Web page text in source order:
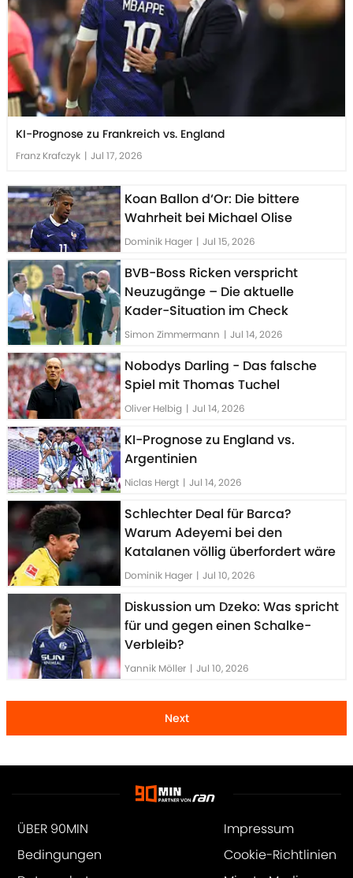
KI-Prognose zu Frankreich vs. England
Franz Krafczyk | Jul 17, 2026
Koan Ballon d‘Or: Die bittere
Wahrheit bei Michael Olise
Dominik Hager | Jul 15, 2026
BVB-Boss Ricken verspricht
Neuzugänge – Die aktuelle
Kader-Situation im Check
Simon Zimmermann | Jul 14, 2026
Nobodys Darling - Das falsche
Spiel mit Thomas Tuchel
Oliver Helbig | Jul 14, 2026
KI-Prognose zu England vs.
Argentinien
Niclas Hergt | Jul 14, 2026
Schlechter Deal für Barca?
Warum Adeyemi bei den
Katalanen völlig überfordert wäre
Dominik Hager | Jul 10, 2026
Diskussion um Dzeko: Was spricht
für und gegen einen Schalke-
Verbleib?
Yannik Möller | Jul 10, 2026
Next
ÜBER 90MIN
Impressum
Bedingungen
Cookie-Richtlinien